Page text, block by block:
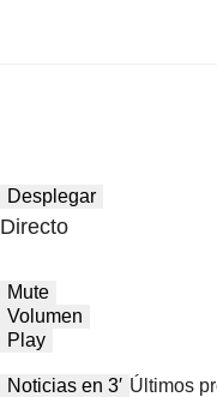
Desplegar
Directo
Mute
Volumen
Play
Noticias en 3′ Últimos